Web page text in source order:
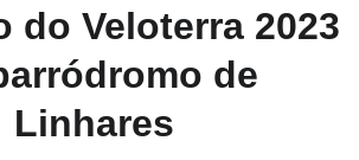
do Veloterra 2023
de
Linhares